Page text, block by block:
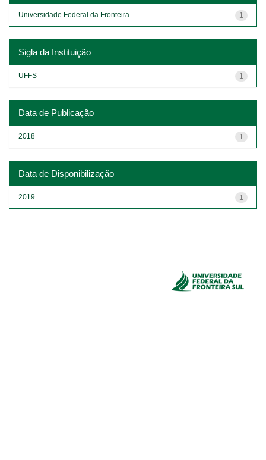
1
Universidade Federal da Fronteira...
Sigla da Instituição
1
UFFS
Data de Publicação
1
2018
Data de Disponibilização
1
2019